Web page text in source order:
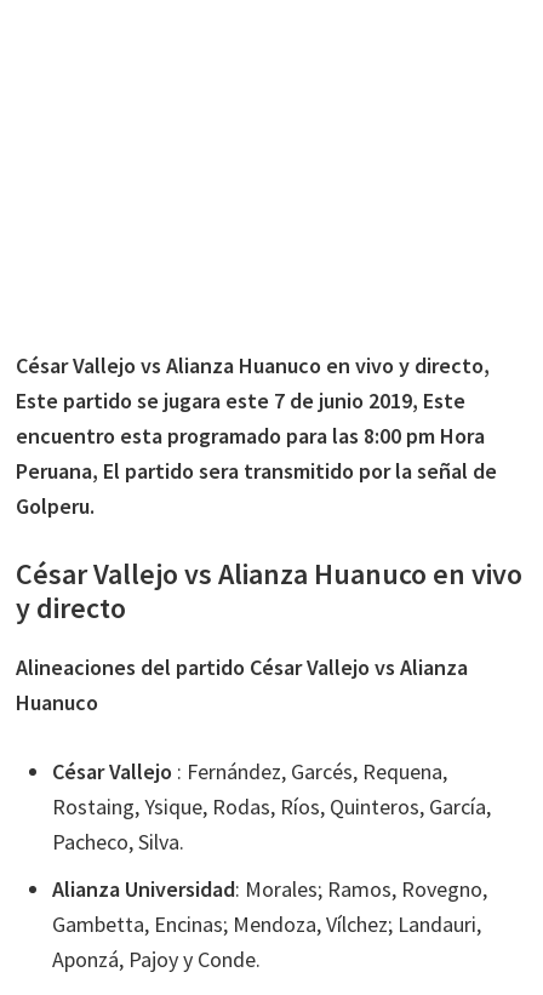
César Vallejo vs Alianza Huanuco en vivo y directo,
Este partido se jugara este 7 de junio 2019, Este
encuentro esta programado para las 8:00 pm Hora
Peruana, El partido sera transmitido por la señal de
Golperu.
César Vallejo vs Alianza Huanuco en vivo
y directo
Alineaciones del partido César Vallejo vs Alianza
Huanuco
César Vallejo : Fernández, Garcés, Requena,
Rostaing, Ysique, Rodas, Ríos, Quinteros, García,
Pacheco, Silva.
Alianza Universidad: Morales; Ramos, Rovegno,
Gambetta, Encinas; Mendoza, Vílchez; Landauri,
Aponzá, Pajoy y Conde.